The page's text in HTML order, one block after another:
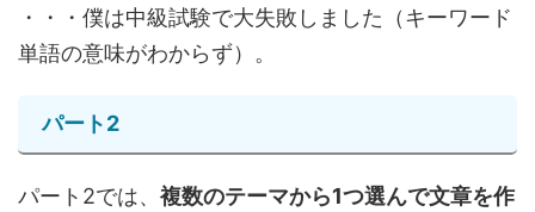
・・・僕は中級試験で大失敗しました（キーワード
単語の意味がわからず）。
パート2
パート2では、 複数のテーマから1つ選んで文章を作